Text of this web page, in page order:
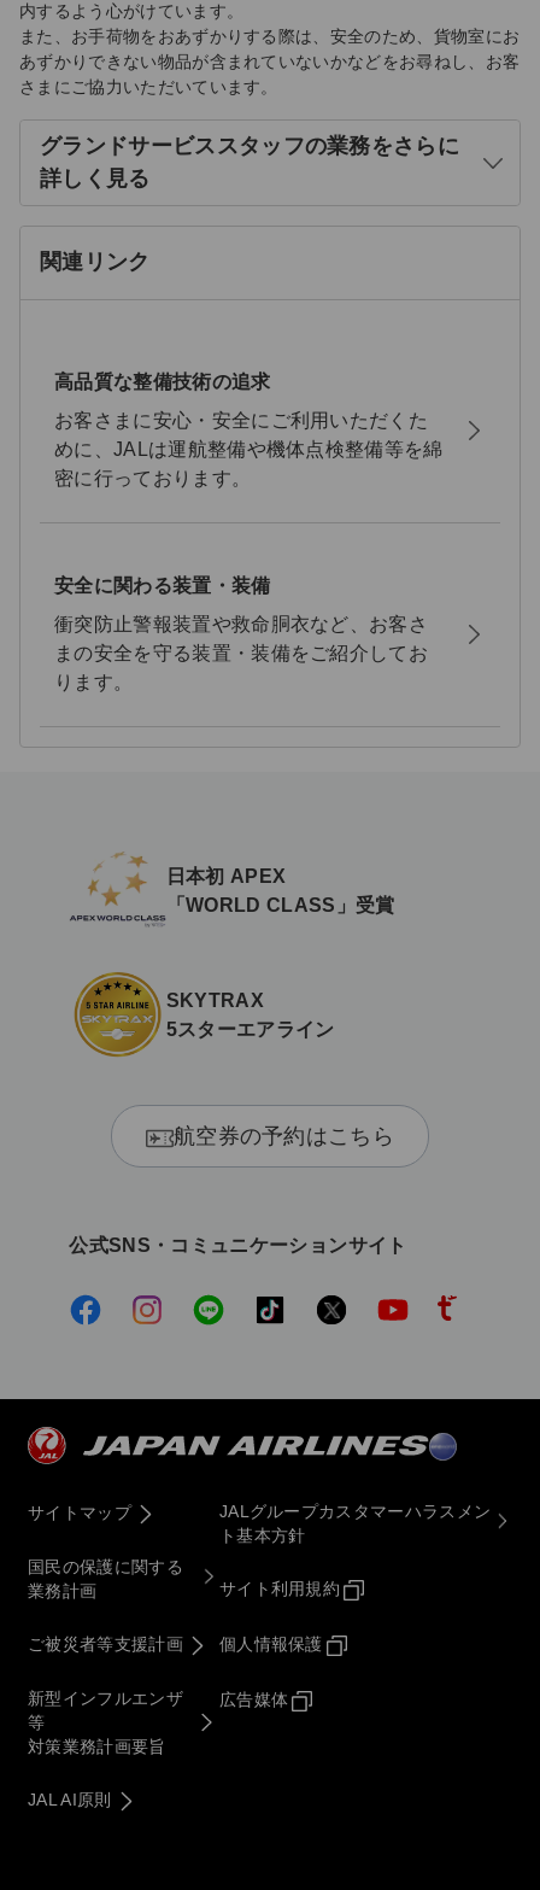
内するよう心がけています。
また、お手荷物をおあずかりする際は、安全のため、貨物室にお
あずかりできない物品が含まれていないかなどをお尋ねし、お客
さまにご協力いただいています。
グランドサービススタッフの業務をさらに
詳しく見る
く
関連リンク
高品質な整備技術の追求
お客さまに安心・安全にご利用いただくた
めに、JALは運航整備や機体点検整備等を綿
密に行っております。
安全に関わる装置・装備
衝突防止警報装置や救命胴衣など、お客さ
まの安全を守る装置・装備をご紹介してお
ります。
日本初 APEX
「WORLD CLASS」受賞
SKYTRAX
5スターエアライン
航空券の予約はこちら
公式SNS・コミュニケーションサイト
サイトマップ
国民の保護に関する
業務計画
ご被災者等支援計画
新型インフルエンザ
等
対策業務計画要旨
JAL AI原則
JALグループカスタマーハラスメン
ト基本方針
サイト利用規約
個人情報保護
広告媒体